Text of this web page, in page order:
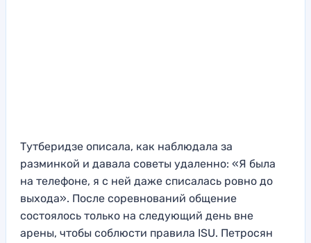
Тутберидзе описала, как наблюдала за
разминкой и давала советы удаленно: «Я была
на телефоне, я с ней даже списалась ровно до
выхода». После соревнований общение
состоялось только на следующий день вне
арены, чтобы соблюсти правила ISU. Петросян